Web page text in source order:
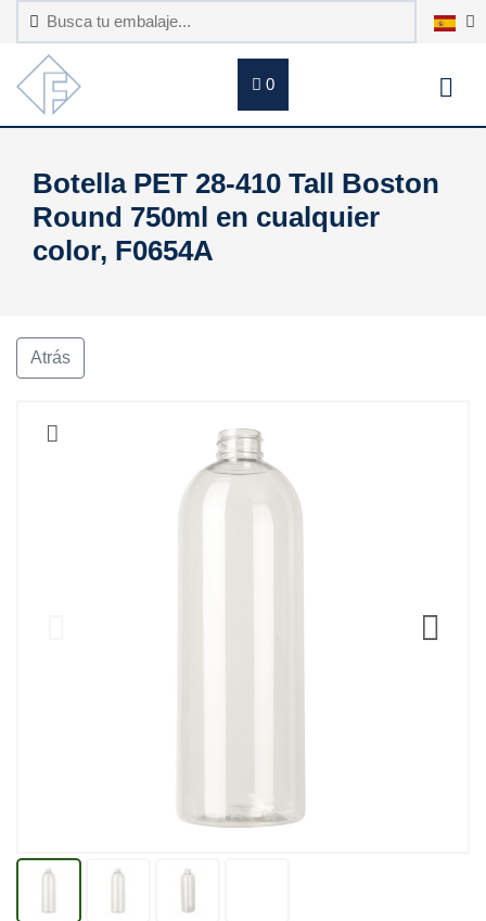
0
Botella PET 28-410 Tall Boston
Round 750ml en cualquier
color, F0654A
Atrás